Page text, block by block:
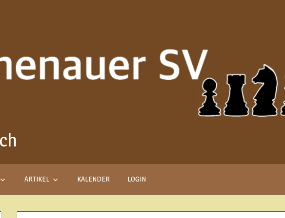
ARTIKEL KALENDER LOGIN